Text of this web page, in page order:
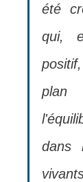
été
qui,
plan
dans